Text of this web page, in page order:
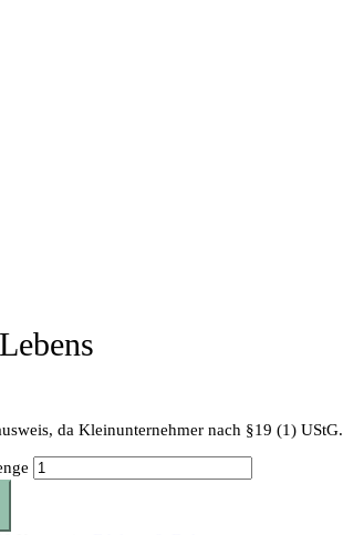
da Kleinunternehmer nach §19 (1) UStG.